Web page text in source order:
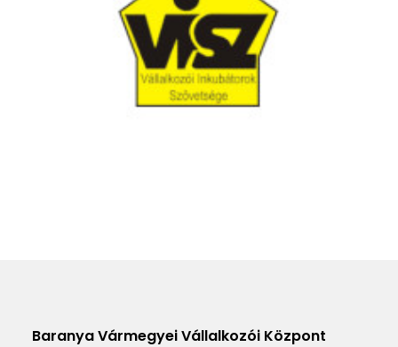
Baranya Vármegyei Vállalkozói Központ